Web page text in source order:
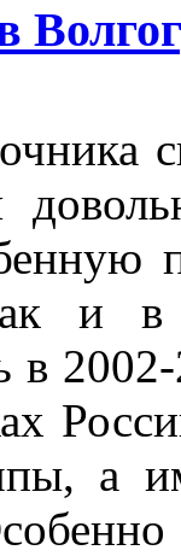
и
в
а